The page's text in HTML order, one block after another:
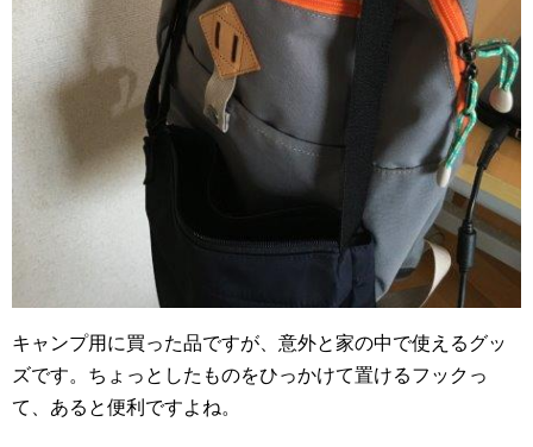
キャンプ用に買った品ですが、意外と家の中で使えるグッ
ズです。ちょっとしたものをひっかけて置けるフックっ
て、あると便利ですよね。